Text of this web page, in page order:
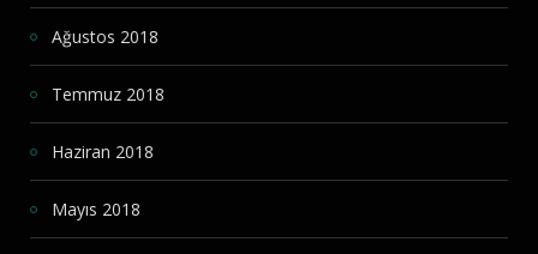
Ağustos 2018
Temmuz 2018
Haziran 2018
Mayıs 2018